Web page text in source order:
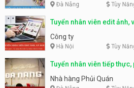
Đà Nẵng Tùy
Tuyển nhân viên edit ảnh,
Công ty
Hà Nội Tùy
Tuyển nhân viên tiếp thực,
Nhà hàng Phủi Quán